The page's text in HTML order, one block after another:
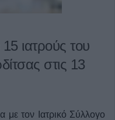
ιατρούς του
στις 13
τον Ιατρικό Σύλλογο